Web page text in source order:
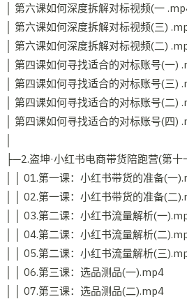
│ 第六课如何深度拆解对标视频(一
│ 第六课如何深度拆解对标视频(三)
│ 第六课如何深度拆解对标视频(二)
│ 第四课如何寻找适合的对标账号(一)
│ 第四课如何寻找适合的对标账号(三)
│ 第四课如何寻找适合的对标账号(二)
│ 第四课如何寻找适合的对标账号(四)
├─2.盗坤·小红书电商带货陪跑营(第十
│ │ 01.第一课：小红书带货的准备(一
│ │ 02.第一课：小红书带货的准备(二
│ │ 03.第二课：小红书流量解析(一
│ │ 04.第二课：小红书流量解析(二
│ │ 05.第二课：小红书流量解析(三
│ │ 06.第三课：选品测品(一).mp4
│ │ 07.第三课：选品测品(二).mp4